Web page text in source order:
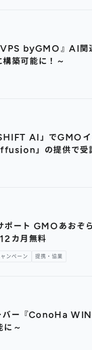
byGMO』AI関
築可能に！～
AI」でGMO
」の提供で受
ポート GMOあおぞ
カ月無料
ンペーン 提携・協業
バー『ConoHa
に～